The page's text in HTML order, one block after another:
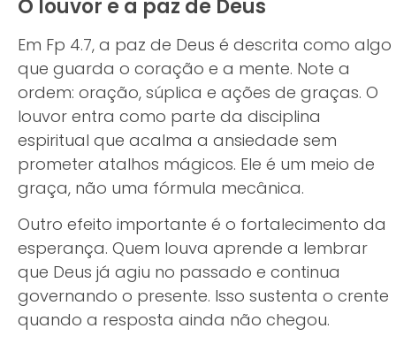
O louvor e a paz de Deus
Em Fp 4.7, a paz de Deus é descrita como algo
que guarda o coração e a mente. Note a
ordem: oração, súplica e ações de graças. O
louvor entra como parte da disciplina
espiritual que acalma a ansiedade sem
prometer atalhos mágicos. Ele é um meio de
graça, não uma fórmula mecânica.
Outro efeito importante é o fortalecimento da
esperança. Quem louva aprende a lembrar
que Deus já agiu no passado e continua
governando o presente. Isso sustenta o crente
quando a resposta ainda não chegou.